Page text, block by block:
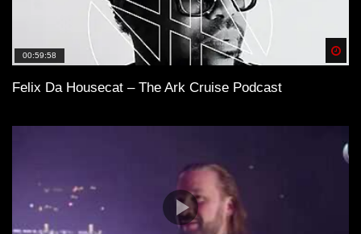
00:59:58
Felix Da Housecat – The Ark Cruise Podcast